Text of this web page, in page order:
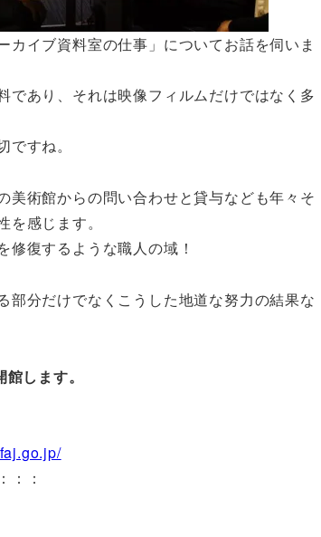
イブ資料室の仕事」についてお話を伺いま
であり、それは映像フィルムだけではなく多
すね。
美術館からの問い合わせと貸与なども年々そ
感じます。
復するような職人の域！
分だけでなくこうした地道な努力の結果な
します。
：：